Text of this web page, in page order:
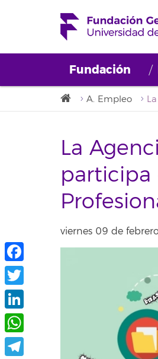
Fundación
A. Empleo
La
participa
viernes 09 de
Facebook
Twitter
LinkedIn
WhatsApp